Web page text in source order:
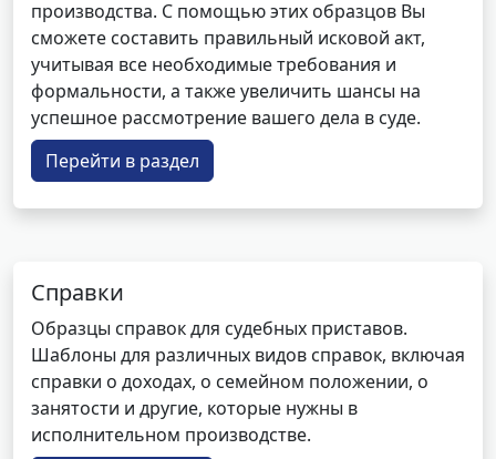
производства. С помощью этих образцов Вы
сможете составить правильный исковой акт,
учитывая все необходимые требования и
формальности, а также увеличить шансы на
успешное рассмотрение вашего дела в суде.
Перейти в раздел
Справки
Образцы справок для судебных приставов.
Шаблоны для различных видов справок, включая
справки о доходах, о семейном положении, о
занятости и другие, которые нужны в
исполнительном производстве.